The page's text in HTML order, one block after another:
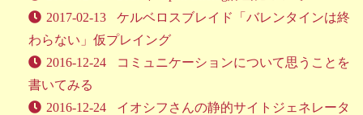
2017-02-13
ケルベロスブレイド「バレンタインは終
わらない」仮プレイング
2016-12-24
コミュニケーションについて思うことを
書いてみる
2016-12-24
イオシフさんの静的サイトジェネレータ